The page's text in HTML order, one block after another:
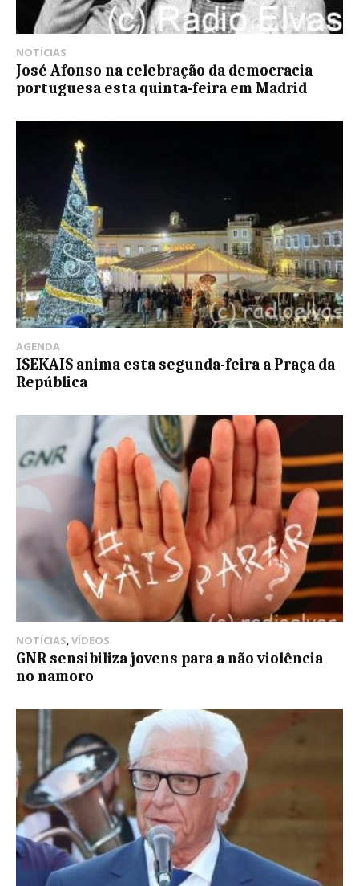
NOTÍCIAS
José Afonso na celebração da democracia
portuguesa esta quinta-feira em Madrid
AGENDA
ISEKAIS anima esta segunda-feira a Praça da
República
NOTÍCIAS,VÍDEOS
GNR sensibiliza jovens para a não violência
no namoro